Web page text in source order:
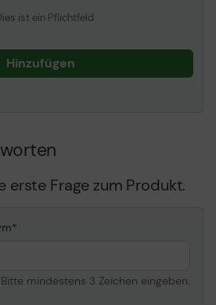
ist ein Pflichtfeld
Hinzufügen
erste Frage zum Produkt.
Bitte mindestens 3 Zeichen eingeben.